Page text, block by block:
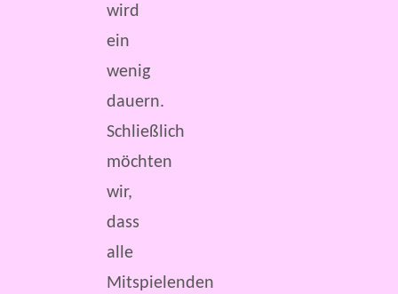
wird
ein
wenig
dauern.
Schließlich
möchten
wir,
dass
alle
Mitspielenden